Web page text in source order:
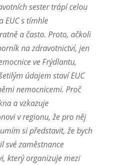
sester trápí celou
EUC s tímhle
a často. Proto, ačkoli
na zdravotnictví, jen
ve Frýdlantu,
údajem staví EUC
nemocnicemi. Proč
a vzkazuje
v regionu, že pro něj
si představit, že bych
své zaměstnance
který organizuje mezi